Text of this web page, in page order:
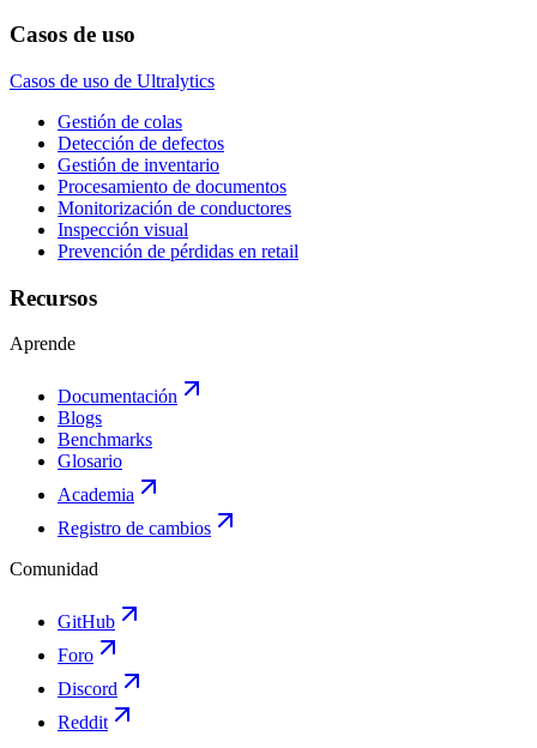
Casos de uso
Casos de uso de Ultralytics
Gestión de colas
Detección de defectos
Gestión de inventario
Procesamiento de documentos
Monitorización de conductores
Inspección visual
Prevención de pérdidas en retail
Recursos
Aprende
Documentación
Blogs
Benchmarks
Glosario
Academia
Registro de cambios
Comunidad
GitHub
Foro
Discord
Reddit